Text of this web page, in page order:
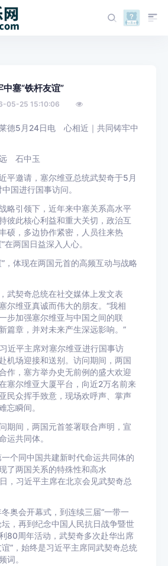
塞“铁杆友谊”
05-25 15:10:06
5月24日电 心相近｜共同铸牢中
石中玉
邀请，塞尔维亚总统武契奇于5月
国进行国事访问。
引领下，近年来中塞关系高水平
彼此核心利益和重大关切，政治互
硕，多边协作紧密，人员往来热
在两国日益深入人心。
体现在两国元首的高频互动与战略
契奇总统在社交媒体上发文表
尔维亚真诚而伟大的朋友。“我相
步加强塞尔维亚与中国之间的联
篇章，并对未来产生深远影响。”
平主席对塞尔维亚进行国事访
机场迎接和送别。访问期间，两国
作，塞方举办史无前例的盛大欢迎
塞尔维亚大厦平台，向近2万名前来
民众挥手致意，现场欢呼声、掌声
忘瞬间。
间，两国元首签署联合声明，宣
运共同体。
个同中国共建新时代命运共同体的
了两国关系的特殊性和高水
，习近平主席在北京会见武契奇总
会开幕式，到连续三届“一带一
坛，再到纪念中国人民抗日战争暨世
80周年活动，武契奇多次赴华出席
”，始终是习近平主席同武契奇总统
词。